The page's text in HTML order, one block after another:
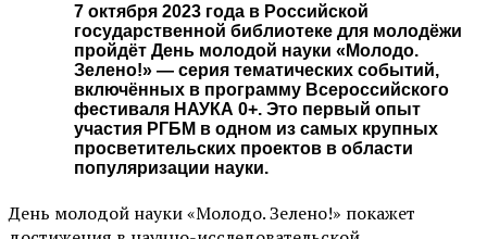
7 октября 2023 года в Российской
государственной библиотеке для молодёжи
пройдёт День молодой науки «Молодо.
Зелено!» — серия тематических событий,
включённых в программу Всероссийского
фестиваля НАУКА 0+. Это первый опыт
участия РГБМ в одном из самых крупных
просветительских проектов в области
популяризации науки.
День молодой науки «Молодо. Зелено!» покажет